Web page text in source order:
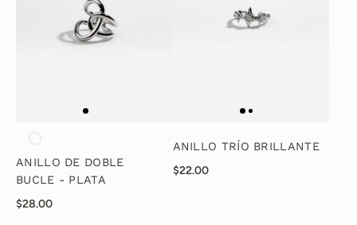
ANILLO DE DOBLE
BUCLE - PLATA
$28.00
ANILLO TRÍO BRILLANTE
$22.00